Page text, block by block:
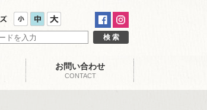
お問い合わせ
CONTACT